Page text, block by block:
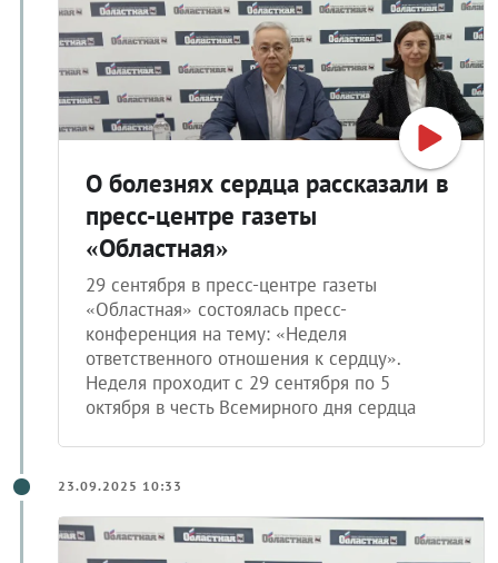
О болезнях сердца рассказали в
пресс-центре газеты
«Областная»
29 сентября в пресс-центре газеты
«Областная» состоялась пресс-
конференция на тему: «Неделя
ответственного отношения к сердцу».
Неделя проходит с 29 сентября по 5
октября в честь Всемирного дня сердца
23.09.2025 10:33